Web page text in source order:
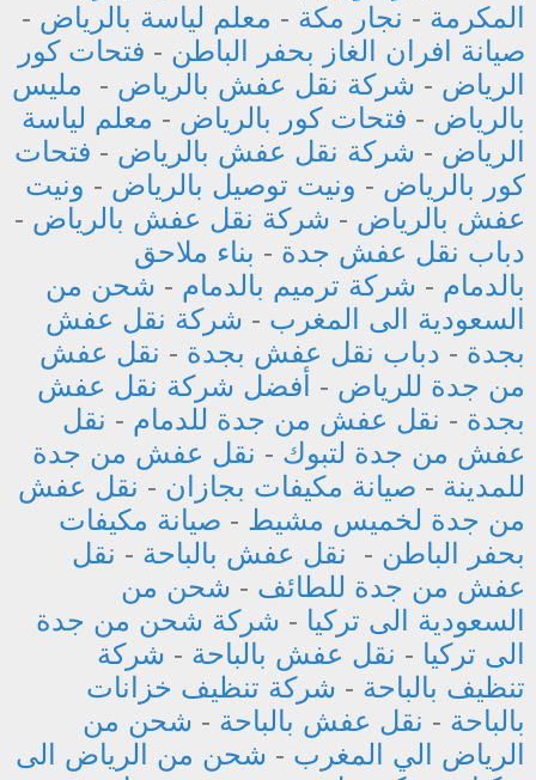
المكرمة - نجار مكة - معلم لياسة بالرياض -
صيانة افران الغاز بحفر الباطن - فتحات كور
الرياض - شركة نقل عفش بالرياض - مليس
بالرياض - فتحات كور بالرياض - معلم لياسة
الرياض - شركة نقل عفش بالرياض - فتحات
كور بالرياض - ونيت توصيل بالرياض - ونيت
عفش بالرياض - شركة نقل عفش بالرياض -
دباب نقل عفش جدة - بناء ملاحق
بالدمام - شركة ترميم بالدمام - شحن من
السعودية الى المغرب - شركة نقل عفش
بجدة - دباب نقل عفش بجدة - نقل عفش
من جدة للرياض - أفضل شركة نقل عفش
بجدة - نقل عفش من جدة للدمام - نقل
عفش من جدة لتبوك - نقل عفش من جدة
للمدينة - صيانة مكيفات بجازان - نقل عفش
من جدة لخميس مشيط - صيانة مكيفات
بحفر الباطن - نقل عفش بالباحة - نقل
عفش من جدة للطائف - شحن من
السعودية الى تركيا - شركة شحن من جدة
الى تركيا - نقل عفش بالباحة - شركة
تنظيف بالباحة - شركة تنظيف خزانات
بالباحة - نقل عفش بالباحة - شحن من
الرياض الي المغرب - شحن من الرياض الى